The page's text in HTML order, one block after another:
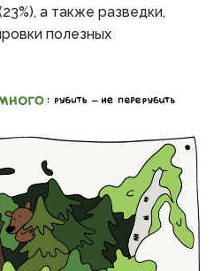
а также разведки,
полезных